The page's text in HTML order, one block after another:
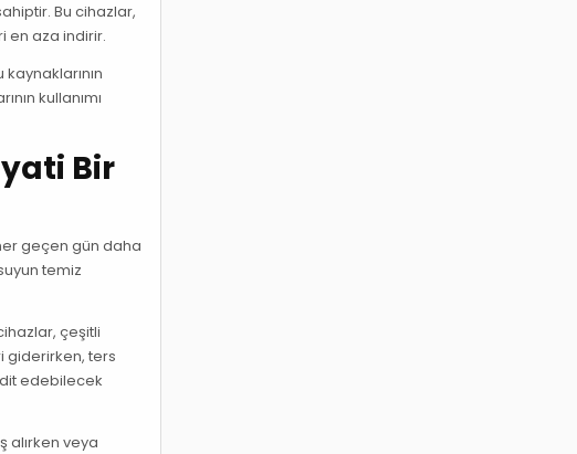
Bu cihazlar,
en aza indirir.
kullanımı
Bir
geçen gün daha
temiz
çeşitli
giderirken, ters
edebilecek
alırken veya